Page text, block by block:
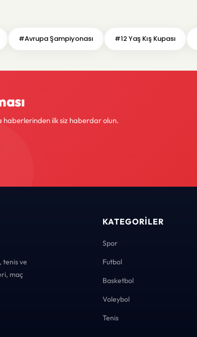
#Avrupa Şampiyonası #12 Yaş Kış Kupası
haberlerinden ilk siz haberdar olun.
tenis ve
maç
KATEGORILER
Spor
Futbol
Basketbol
Voleybol
Tenis